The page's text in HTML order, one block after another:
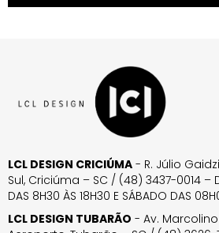
LCL DESIGN CRICIÚMA - R. Júlio
Sul, Criciúma – SC / (48) 3437-0014 –
DAS 8H30 ÀS 18H30 E SÁBADO DAS
LCL DESIGN TUBARÃO - Av.